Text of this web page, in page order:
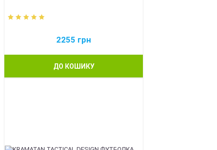
2255 грн
ДО КОШИКУ